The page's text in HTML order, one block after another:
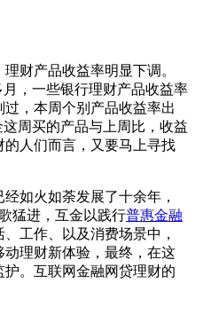
产品收益率明显下调。
，一些银行理财产品收益率
，本周个别产品收益率出
周买的产品与上周比，收益
人们而言，又要马上寻找
如火如荼发展了十余年，
猛进，互金以践行普惠金融
工作、以及消费场景中，
理财新体验，最终，在这
。互联网金融网贷理财的